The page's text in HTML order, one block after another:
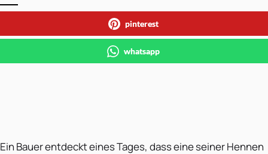
pinterest
whatsapp
Ein Bauer entdeckt eines Tages, dass eine seiner Hennen